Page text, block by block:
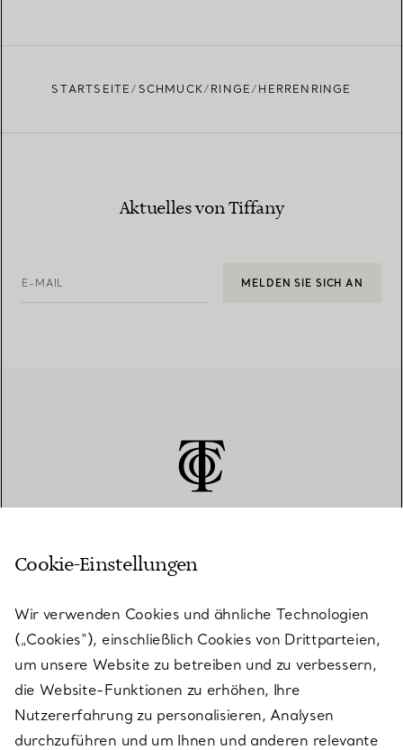
STARTSEITE SCHMUCK RINGE HERRENRINGE
Aktuelles von Tiffany
E-MAIL MELDEN SIE SICH AN
KUNDENSERVICE
SERVICES
ÜBER TIFFANY & CO.
Cookie-Einstellungen
Wir verwenden Cookies und ähnliche Technologien
(„Cookies“), einschließlich Cookies von Drittparteien,
um unsere Website zu betreiben und zu verbessern,
die Website-Funktionen zu erhöhen, Ihre
Nutzererfahrung zu personalisieren, Analysen
durchzuführen und um Ihnen und anderen relevante